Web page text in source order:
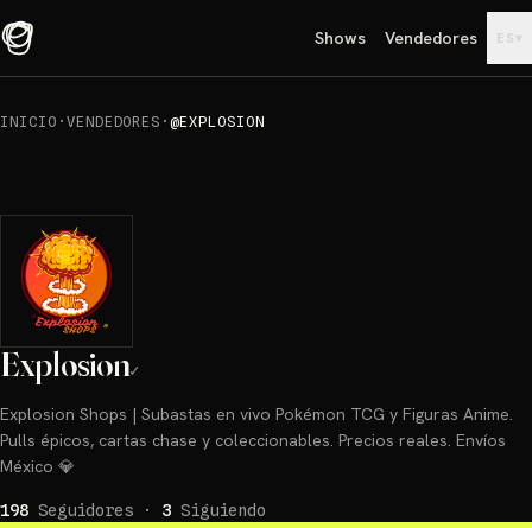
Shows Vendedores ES ▾
INICIO · VENDEDORES ·@EXPLOSION
Explosion✓
Explosion Shops | Subastas en vivo Pokémon TCG y Figuras Anime.
Pulls épicos, cartas chase y coleccionables. Precios reales. Envíos
México 💎
198 Seguidores · 3 Siguiendo